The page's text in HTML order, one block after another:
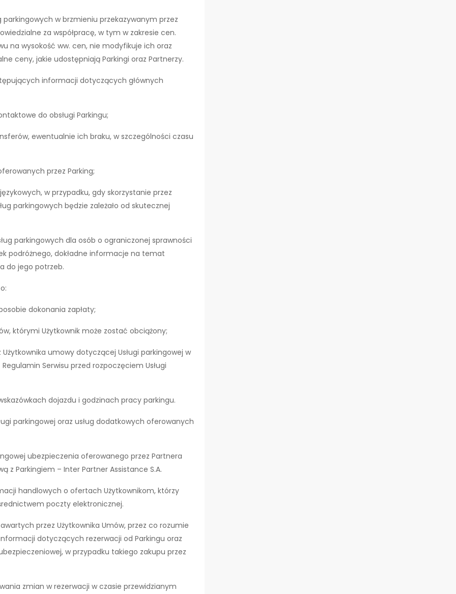
parkingowych w brzmieniu przekazywanym przez
za współpracę, w tym w zakresie cen.
na wysokość ww. cen, nie modyfikuje ich oraz
ceny, jakie udostępniają Parkingi oraz Partnerzy.
informacji dotyczących głównych
do obsługi Parkingu;
ewentualnie ich braku, w szczególności czasu
przez Parking;
w przypadku, gdy skorzystanie przez
parkingowych będzie zależało od skutecznej
parkingowych dla osób o ograniczonej sprawności
podróżnego, dokładne informacje na temat
do jego potrzeb.
dokonania zapłaty;
którymi Użytkownik może zostać obciążony;
umowy dotyczącej Usługi parkingowej w
Serwisu przed rozpoczęciem Usługi
dojazdu i godzinach pracy parkingu.
parkingowej oraz usług dodatkowych oferowanych
ubezpieczenia oferowanego przez Partnera
z Parkingiem – Inter Partner Assistance S.A.
handlowych o ofertach Użytkownikom, którzy
poczty elektronicznej.
przez Użytkownika Umów, przez co rozumie
dotyczących rezerwacji od Parkingu oraz
w przypadku takiego zakupu przez
zmian w rezerwacji w czasie przewidzianym